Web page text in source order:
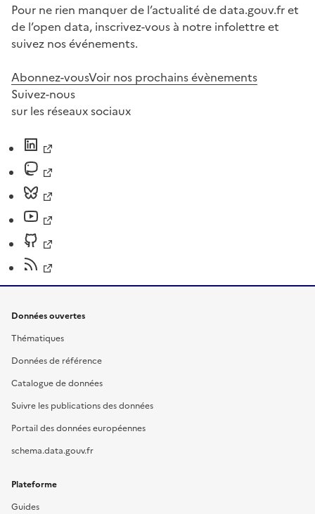
Pour ne rien manquer de l’actualité de data.gouv.fr et
de l’open data, inscrivez-vous à notre infolettre et
suivez nos événements.
Abonnez-vousVoir nos prochains évènements
Suivez-nous
sur les réseaux sociaux
Données ouvertes
Thématiques
Données de référence
Catalogue de données
Suivre les publications des données
Portail des données européennes
schema.data.gouv.fr
Plateforme
Guides